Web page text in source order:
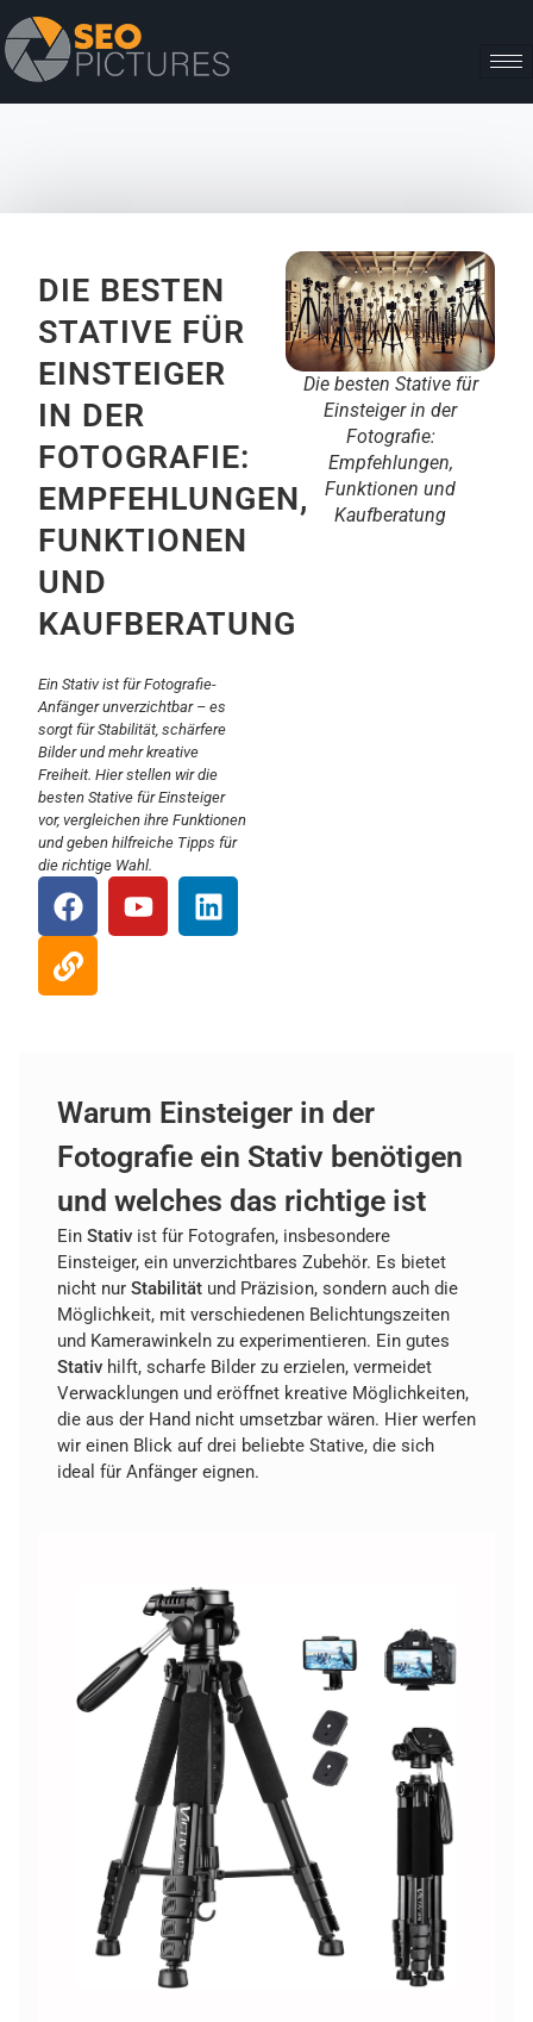
DIE BESTEN
STATIVE FÜR
EINSTEIGER
IN DER
FOTOGRAFIE:
EMPFEHLUNGEN,
FUNKTIONEN
UND
KAUFBERATUNG
Ein Stativ ist für Fotografie-
Anfänger unverzichtbar – es
sorgt für Stabilität, schärfere
Bilder und mehr kreative
Freiheit. Hier stellen wir die
besten Stative für Einsteiger
vor, vergleichen ihre Funktionen
und geben hilfreiche Tipps für
die richtige Wahl.
Die besten Stative für
Einsteiger in der
Fotografie:
Empfehlungen,
Funktionen und
Kaufberatung
Warum Einsteiger in der
Fotografie ein Stativ benötigen
und welches das richtige ist
Ein Stativ ist für Fotografen, insbesondere
Einsteiger, ein unverzichtbares Zubehör. Es bietet
nicht nur Stabilität und Präzision, sondern auch die
Möglichkeit, mit verschiedenen Belichtungszeiten
und Kamerawinkeln zu experimentieren. Ein gutes
Stativ hilft, scharfe Bilder zu erzielen, vermeidet
Verwacklungen und eröffnet kreative Möglichkeiten,
die aus der Hand nicht umsetzbar wären. Hier werfen
wir einen Blick auf drei beliebte Stative, die sich
ideal für Anfänger eignen.